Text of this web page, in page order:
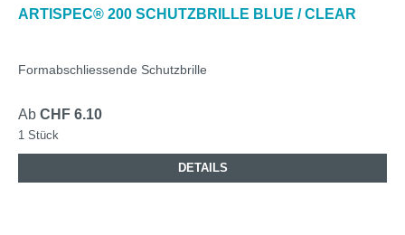
ARTISPEC® 200 SCHUTZBRILLE BLUE / CLEAR
Formabschliessende Schutzbrille
Ab CHF 6.10
1 Stück
DETAILS